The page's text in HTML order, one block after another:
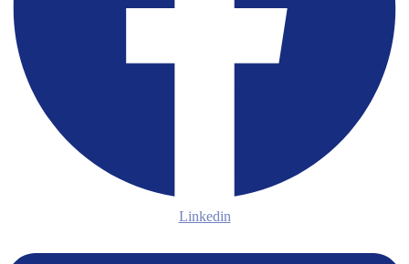
Linkedin